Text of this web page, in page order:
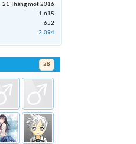
21 Tháng một 2016
1,615
652
2,094
28